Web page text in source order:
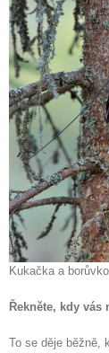
Kukačka a
Řekněte, kdy
To se děje běžně,